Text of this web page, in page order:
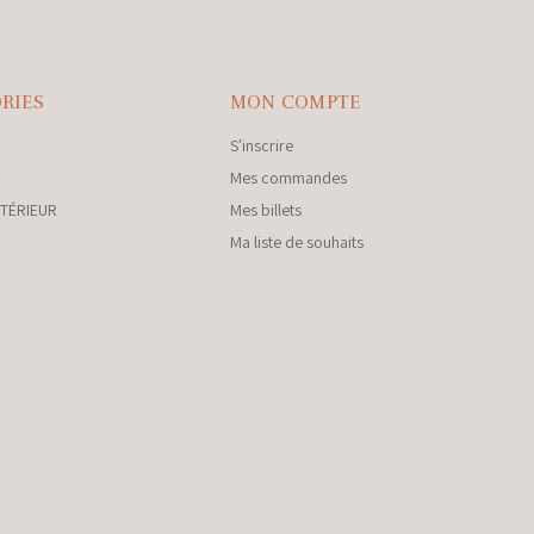
MON COMPTE
S'inscrire
Mes commandes
Mes billets
Ma liste de souhaits